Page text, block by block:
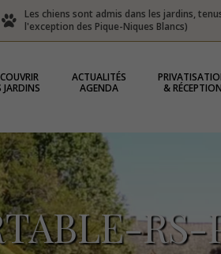
Les chiens sont admis dans les jardins,
l'exception des Pique-Niques Blancs)
JARDINS
ACTUALITÉS
AGENDA
&